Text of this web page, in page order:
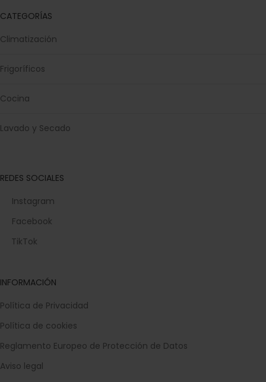
CATEGORÍAS
Climatización
Frigoríficos
Cocina
Lavado y Secado
REDES SOCIALES
Instagram
Facebook
TikTok
INFORMACIÓN
Política de Privacidad
Política de cookies
Reglamento Europeo de Protección de Datos
Aviso legal